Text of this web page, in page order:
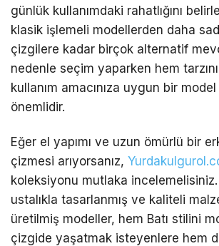
günlük kullanımdaki rahatlığını
klasik işlemeli modellerden daha
çizgilere kadar birçok alternatif
nedenle seçim yaparken hem
kullanım amacınıza uygun bir
önemlidir.
Eğer el yapımı ve uzun ömürlü bir
çizmesi arıyorsanız,
koleksiyonu mutlaka
ustalıkla tasarlanmış ve kaliteli
üretilmiş modeller, hem Batı stilini
çizgide yaşatmak isteyenlere hem